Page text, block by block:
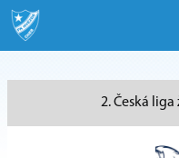
2. Česká liga